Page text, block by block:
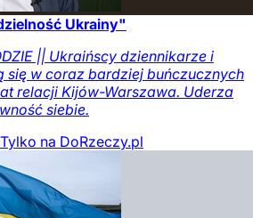
Ukrainy"
|| Ukraińscy dziennikarze i
się w coraz bardziej buńczucznych
relacji Kijów-Warszawa. Uderza
siebie.
Tylko na DoRzeczy.pl